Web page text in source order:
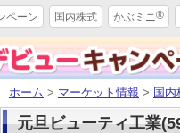
ペーン 国内株式 かぶミニ®
ホーム > マーケット情報 > 国
元旦ビューティ工業